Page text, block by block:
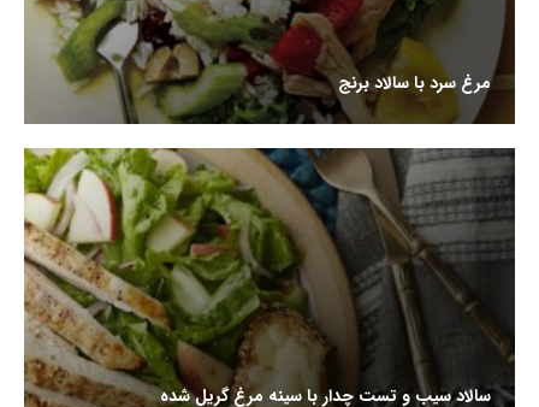
مرغ سرد با سالاد برنج
سالاد سیب و تست چدار با سینه مرغ گریل شده